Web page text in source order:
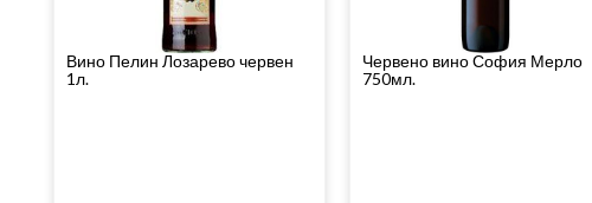
Вино Пелин Лозарево червен
1л.
Червено вино София Мерло
750мл.